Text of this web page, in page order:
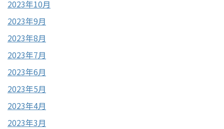
2023年10月
2023年9月
2023年8月
2023年7月
2023年6月
2023年5月
2023年4月
2023年3月